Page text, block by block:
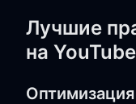
Лучшие
на